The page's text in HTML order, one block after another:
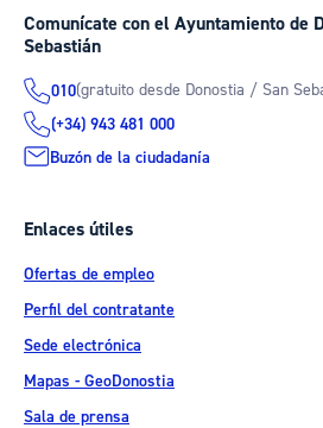
Comunícate con el Ayuntamiento de
Sebastián
010(gratuito desde Donostia / San
(+34) 943 481 000
Buzón de la ciudadanía
Enlaces útiles
Ofertas de empleo
Perfil del contratante
Sede electrónica
Mapas - GeoDonostia
Sala de prensa